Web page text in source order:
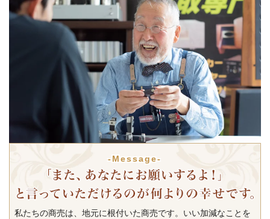
-Message-
私たちの商売は、地元に根付いた商売です。いい加減なことを